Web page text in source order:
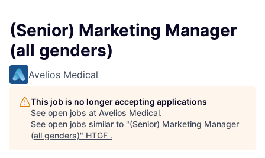
(Senior) Marketing Manager
(all genders)
Avelios Medical
This job is no longer accepting applications
See open jobs at Avelios Medical.
See open jobs similar to "(Senior) Marketing Manager
(all genders)" HTGF .